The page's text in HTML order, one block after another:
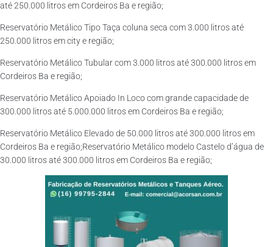
até 250.000 litros em Cordeiros Ba e região;
Reservatório Metálico Tipo Taça coluna seca com 3.000 litros até
250.000 litros em city e região;
Reservatório Metálico Tubular com 3.000 litros até 300.000 litros em
Cordeiros Ba e região;
Reservatório Metálico Apoiado In Loco com grande capacidade de
300.000 litros até 5.000.000 litros em Cordeiros Ba e região;
Reservatório Metálico Elevado de 50.000 litros até 300.000 litros em
Cordeiros Ba e região;Reservatório Metálico modelo Castelo d’água de
30.000 litros até 300.000 litros em Cordeiros Ba e região;